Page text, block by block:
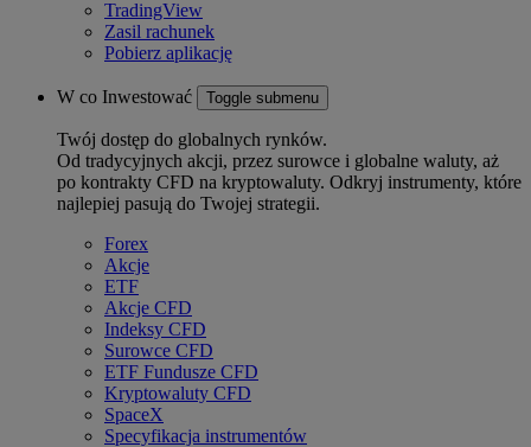
TradingView
Zasil rachunek
Pobierz aplikację
W co Inwestować Toggle submenu
Twój dostęp do globalnych rynków.
Od tradycyjnych akcji, przez surowce i globalne waluty, aż
po kontrakty CFD na kryptowaluty. Odkryj instrumenty, które
najlepiej pasują do Twojej strategii.
Forex
Akcje
ETF
Akcje CFD
Indeksy CFD
Surowce CFD
ETF Fundusze CFD
Kryptowaluty CFD
SpaceX
Specyfikacja instrumentów